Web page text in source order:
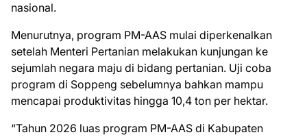
nasional.
Menurutnya, program PM-AAS mulai diperkenalkan
setelah Menteri Pertanian melakukan kunjungan ke
sejumlah negara maju di bidang pertanian. Uji coba
program di Soppeng sebelumnya bahkan mampu
mencapai produktivitas hingga 10,4 ton per hektar.
“Tahun 2026 luas program PM-AAS di Kabupaten